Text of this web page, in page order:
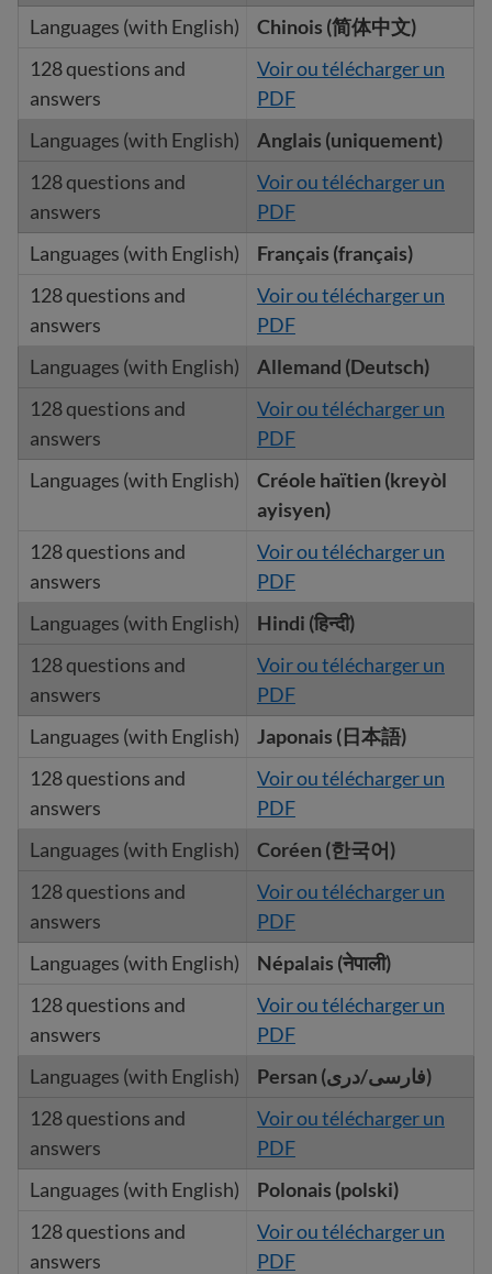
Chinois (简体中文)
Voir ou télécharger un
PDF
Anglais (uniquement)
Voir ou télécharger un
PDF
Français (français)
Voir ou télécharger un
PDF
Allemand (Deutsch)
Voir ou télécharger un
PDF
Créole haïtien (kreyòl
ayisyen)
Voir ou télécharger un
PDF
Hindi (हिन्दी)
Voir ou télécharger un
PDF
Japonais (日本語)
Voir ou télécharger un
PDF
Coréen (한국어)
Voir ou télécharger un
PDF
Népalais (नेपाली)
Voir ou télécharger un
PDF
Persan (فارسی/دری)
Voir ou télécharger un
PDF
Polonais (polski)
Voir ou télécharger un
PDF